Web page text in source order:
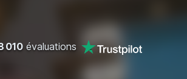
010 évaluations